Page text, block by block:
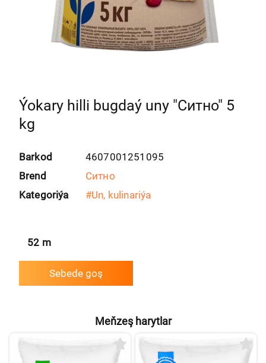
Ýokary hilli bugdaý uny "Ситно" 5
kg
Barkod
4607001251095
Brend
Ситно
Kategoriýa
#Un, kulinariýa
52 m
Sebede goş
Meňzeş harytlar